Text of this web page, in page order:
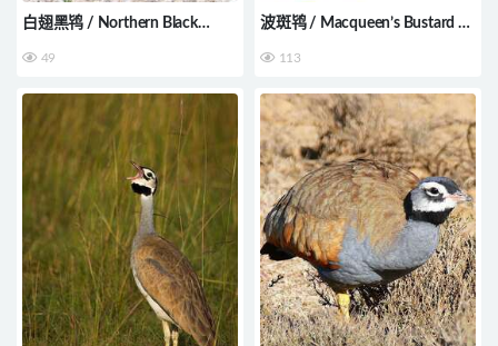
白翅黑鸨 / Northern Black
49
波斑鸨 / Macqueen’s Bustard /
113